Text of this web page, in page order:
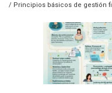
/ Principios básicos de gestión